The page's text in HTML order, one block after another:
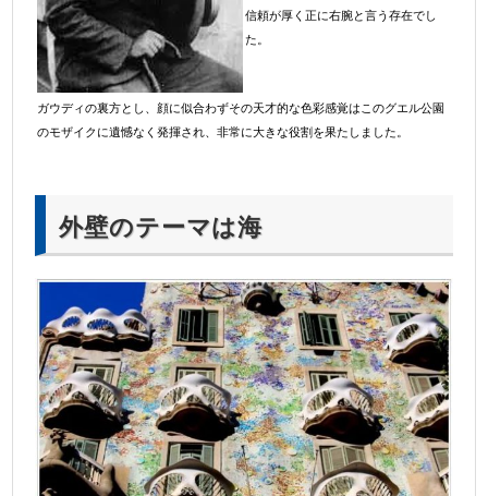
信頼が厚く正に右腕と言う存在でし
た。
ガウディの裏方とし、顔に似合わずその天才的な色彩感覚はこのグエル公園
のモザイクに遺憾なく発揮され、非常に大きな役割を果たしました。
外壁のテーマは海